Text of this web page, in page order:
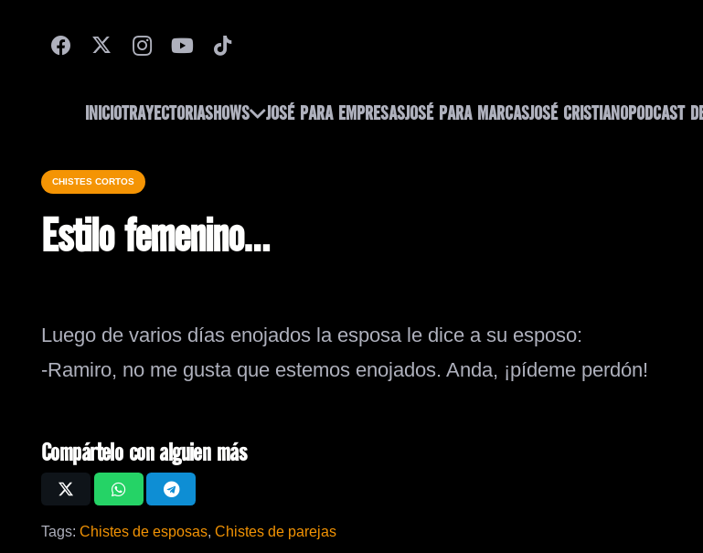
INICIOTRAYECTORIASHOWS JOSÉ PARA EMPRESASJOSÉ PARA MARCASJOSÉ CRISTIANOPODCAST
CHISTES CORTOS
Estilo femenino…
Luego de varios días enojados la esposa le dice a su esposo:
-Ramiro, no me gusta que estemos enojados. Anda, ¡pídeme perdón!
Compártelo con alguien más
Tags: Chistes de esposas, Chistes de parejas